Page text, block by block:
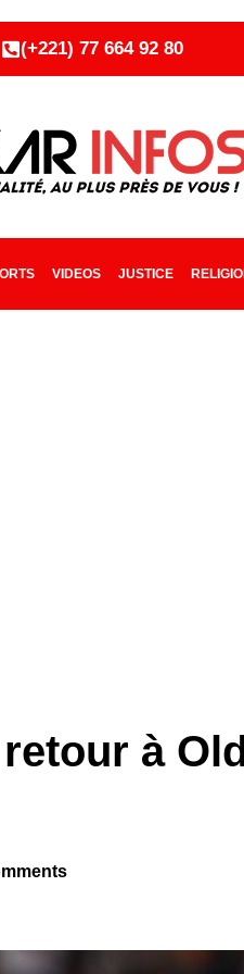
(+221) 77 664 92 80
VIDEOS JUSTICE
à